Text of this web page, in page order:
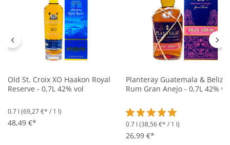
Old St. Croix XO Haakon Royal
Reserve - 0,7L 42% vol
0.7 l (69,27 €* / 1 l)
48,49 €*
Planteray Guatemala & Belize
Rum Gran Anejo - 0,7L 42%
Durchschnittliche
0.7 l (38,56 €* / 1 l)
26,99 €*